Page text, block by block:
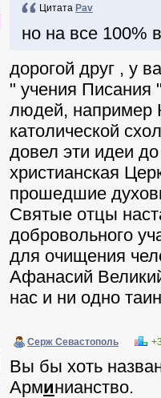
Цитата Pav
но на все 100%
дорогой друг , у
" учения Писания
людей, например
католической
довел эти идеи
христианская
прошедшие
Святые отцы
добровольного
для очищения
Афанасий
нас и ни одно
Серж Севастополь
Вы бы хоть
Арминианство.